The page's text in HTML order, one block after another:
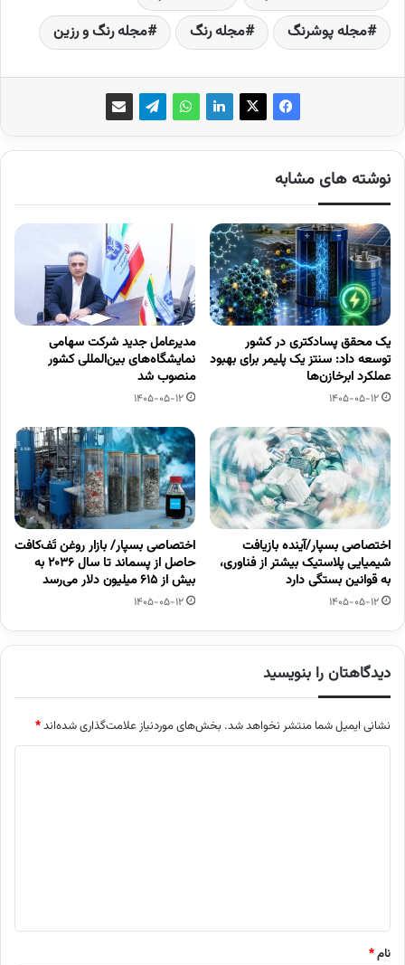
مجله پوشرنگ
مجله رنگ مجله رنگ و رزین
نوشته های مشابه
یک محقق پسادکتری در کشور
توسعه داد: سنتز یک پلیمر برای بهبود
عملکرد ابرخازن‌ها
1405-05-12
مدیرعامل جدید شرکت سهامی
نمایشگاه‌های بین‌المللی کشور
منصوب شد
1405-05-12
اختصاصی بسپار/آینده بازیافت
شیمیایی پلاستیک بیشتر از فناوری،
به قوانین بستگی دارد
1405-05-12
اختصاصی بسپار/ بازار روغن تَف‌کافت
حاصل از پسماند تا سال ۲۰۳۶ به
بیش از ۶۱۵ میلیون دلار می‌رسد
1405-05-12
دیدگاهتان را بنویسید
نشانی ایمیل شما منتشر نخواهد شد. بخش‌های موردنیاز علامت‌گذاری شده‌اند*
نام*